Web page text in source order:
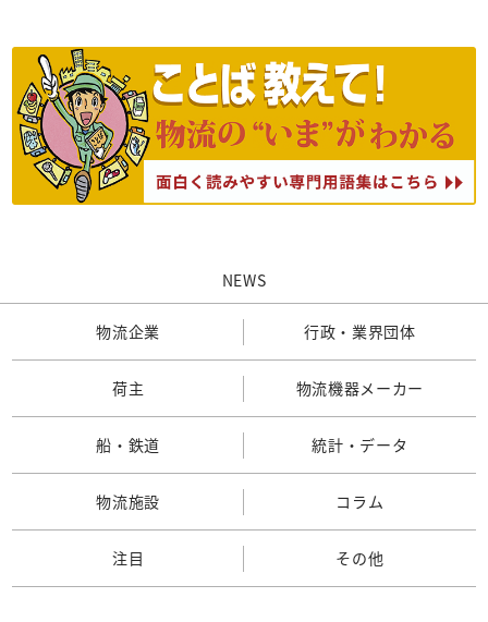
NEWS
物流企業 行政・業界団体
荷主 物流機器メーカー
船・鉄道 統計・データ
物流施設 コラム
注目 その他